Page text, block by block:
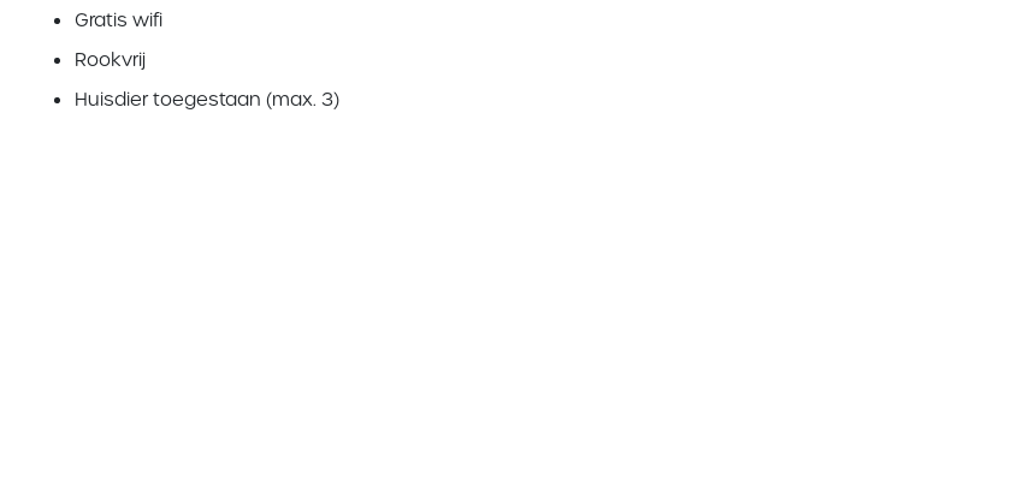
Gratis wifi
Rookvrij
Huisdier toegestaan (max. 3)